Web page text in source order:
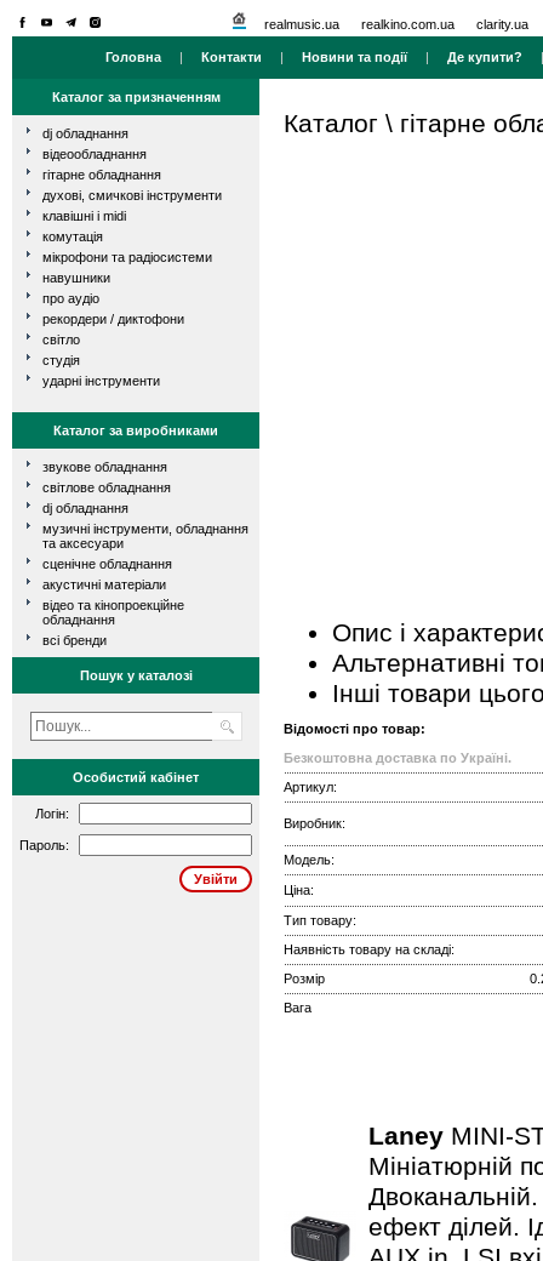
realmusic.ua realkino.com.ua clarity.ua
Головна | Контакти | Новини та події| Де купити?
Каталог за призначенням
dj обладнання
відеообладнання
гітарне обладнання
духові, смичкові інструменти
клавішні і midi
комутація
мікрофони та радіосистеми
навушники
про аудіо
рекордери / диктофони
світло
студія
ударні інструменти
Каталог за виробниками
звукове обладнання
світлове обладнання
dj обладнання
музичні інструменти, обладнання
та аксесуари
сценічне обладнання
акустичні матеріали
відео та кінопроекційне
обладнання
всі бренди
Пошук у каталозі
Особистий кабінет
Логін:
Пароль:
Каталог \ гітарне
Опис і
Альтернативні
Інші товари
Відомості про товар:
Безкоштовна доставка по Україні.
Артикул:
Виробник:
Модель:
Ціна:
Тип товару:
Наявність товару на складі:
Розмір
Вага
Laney MINI-
Мініатюрній
ефект ділей.